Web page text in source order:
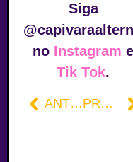
Siga
no Instagram e
Tik Tok.
ANTERIOR PRÓXIMO